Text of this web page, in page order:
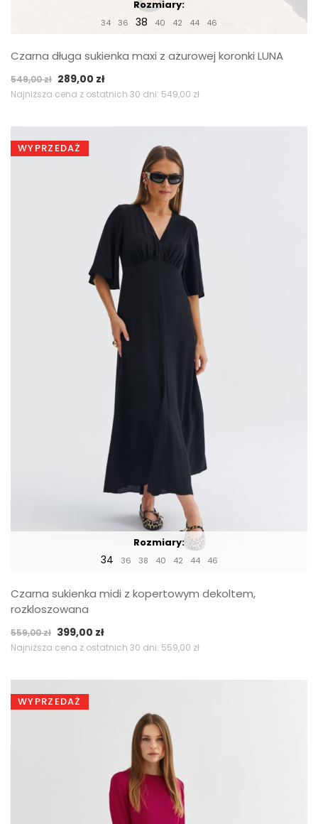
Rozmiary:
34 36 38 40 42 44 46
Czarna długa sukienka maxi z ażurowej koronki LUNA
549,00zł Pierwotna
cena
549,00 zł.
289,00 złAktualna
cena
289,00 zł.
Najniższa cena z ostatnich 30 dni: 549,00 zł
WYPRZEDAŻ
Rozmiary:
34 36 38 40 42 44 46
Czarna sukienka midi z kopertowym dekoltem,
rozkloszowana
559,00zł Pierwotna
cena
559,00 zł.
399,00 złAktualna
cena
399,00 zł.
Najniższa cena z ostatnich 30 dni: 559,00 zł
WYPRZEDAŻ